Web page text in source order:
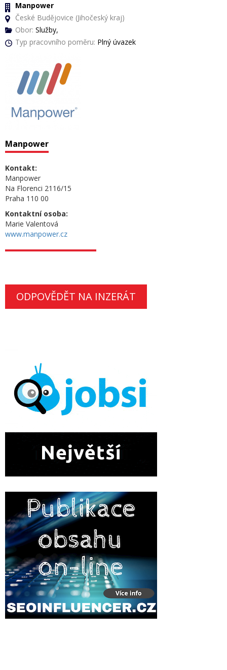
Manpower
České Budějovice (Jihočeský kraj)
Obor: Služby,
Typ pracovního poměru: Plný úvazek
Manpower
Kontakt:
Manpower
Na Florenci 2116/15
Praha 110 00
Kontaktní osoba:
Marie Valentová
www.manpower.cz
ODPOVĚDĚT NA INZERÁT